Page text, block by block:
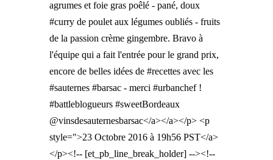
agrumes et foie gras poêlé - pané, doux
#curry de poulet aux légumes oubliés - fruits
de la passion crème gingembre. Bravo à
l'équipe qui a fait l'entrée pour le grand prix,
encore de belles idées de #recettes avec les
#sauternes #barsac - merci #urbanchef !
#battleblogueurs #sweetBordeaux
@vinsdesauternesbarsac</a></a></p> <p
style=">23 Octobre 2016 à 19h56 PST</a>
</p><!-- [et_pb_line_break_holder] --><!--